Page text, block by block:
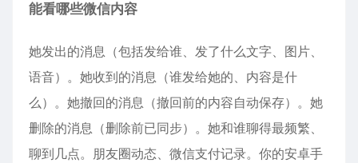
能看哪些微信内容
她发出的消息（包括发给谁、发了什么文字、图片、
语音）。她收到的消息（谁发给她的、内容是什
么）。她撤回的消息（撤回前的内容自动保存）。她
删除的消息（删除前已同步）。她和谁聊得最频繁、
聊到几点。朋友圈动态、微信支付记录。你的安卓手